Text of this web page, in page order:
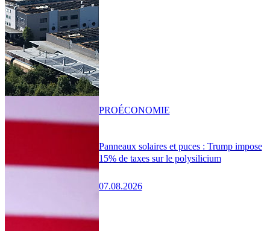
Panneaux solaires et puces : Trump impose
15% de taxes sur le polysilicium
07.08.2026
PROÉCONOMIE